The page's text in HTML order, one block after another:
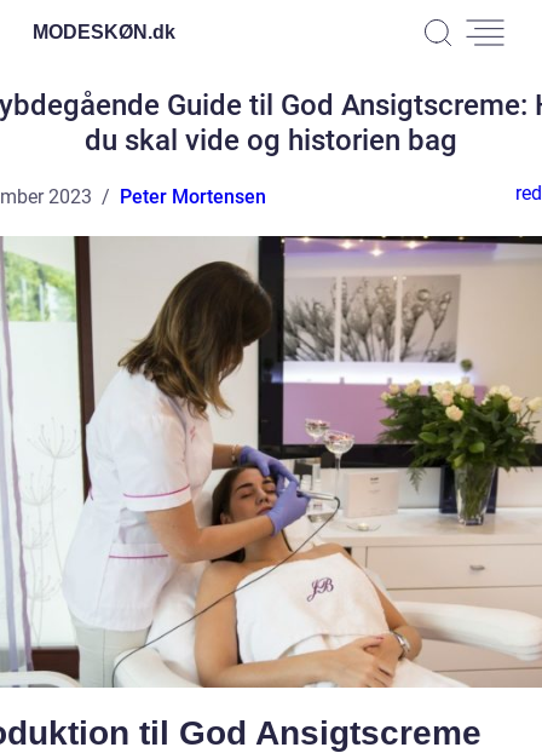
MODESKØN.dk
Guide til God Ansigtscreme:
du skal vide og historien bag
2023 Peter Mortensen
til God Ansigtscreme